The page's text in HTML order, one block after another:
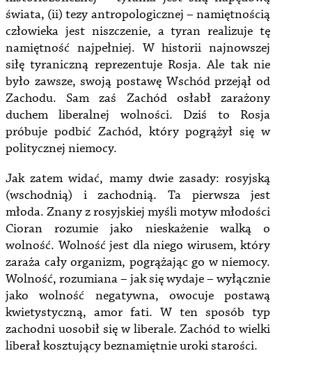
świata, (ii) tezy antropologicznej – namiętnością
człowieka jest niszczenie, a tyran realizuje tę
namiętność najpełniej. W historii najnowszej
siłę tyraniczną reprezentuje Rosja. Ale tak nie
było zawsze, swoją postawę Wschód przejął od
Zachodu. Sam zaś Zachód osłabł zarażony
duchem liberalnej wolności. Dziś to Rosja
próbuje podbić Zachód, który pogrążył się w
politycznej niemocy.
Jak zatem widać, mamy dwie zasady: rosyjską
(wschodnią) i zachodnią. Ta pierwsza jest
młoda. Znany z rosyjskiej myśli motyw młodości
Cioran rozumie jako nieskażenie walką o
wolność. Wolność jest dla niego wirusem, który
zaraża cały organizm, pogrążając go w niemocy.
Wolność, rozumiana – jak się wydaje – wyłącznie
jako wolność negatywna, owocuje postawą
kwietystyczną, amor fati. W ten sposób typ
zachodni uosobił się w liberale. Zachód to wielki
liberał kosztujący beznamiętnie uroki starości.